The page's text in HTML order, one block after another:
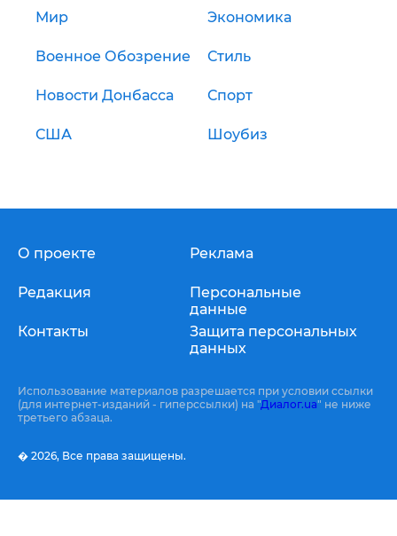
Мир Экономика
Военное Обозрение Стиль
Новости Донбасса Спорт
США Шоубиз
О проекте
Редакция
Контакты
Реклама
Персональные
данные
Защита персональных
данных
Использование материалов разрешается при условии ссылки
(для интернет-изданий - гиперссылки) на "Диалог.ua" не ниже
третьего абзаца.
� 2026, Все права защищены.